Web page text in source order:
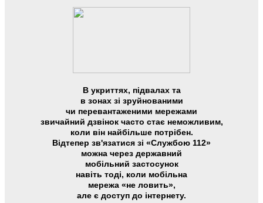
В укриттях, підвалах та
в зонах зі зруйнованими
чи перевантаженими мережами
звичайний дзвінок часто стає неможливим,
коли він найбільше потрібен.
Відтепер зв'язатися зі «Службою 112»
можна через державний
мобільний застосунок
навіть тоді, коли мобільна
мережа «не ловить»,
але є доступ до інтернету.